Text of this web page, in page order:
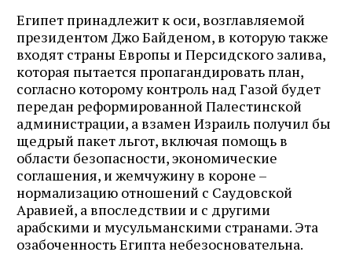
Египет принадлежит к оси, возглавляемой
президентом Джо Байденом, в которую также
входят страны Европы и Персидского залива,
которая пытается пропагандировать план,
согласно которому контроль над Газой будет
передан реформированной Палестинской
администрации, а взамен Израиль получил бы
щедрый пакет льгот, включая помощь в
области безопасности, экономические
соглашения, и жемчужину в короне –
нормализацию отношений с Саудовской
Аравией, а впоследствии и с другими
арабскими и мусульманскими странами. Эта
озабоченность Египта небезосновательна.